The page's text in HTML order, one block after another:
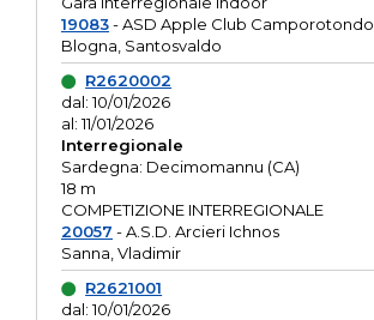
19083- ASD Apple Club Camporotondo
Blogna, Santosvaldo
R2620002
dal: 10/01/2026
al: 11/01/2026
Interregionale
Sardegna: Decimomannu (CA)
18 m
COMPETIZIONE INTERREGIONALE
20057 - A.S.D. Arcieri Ichnos
Sanna, Vladimir
R2621001
dal: 10/01/2026